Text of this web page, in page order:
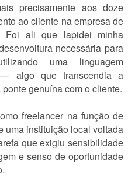
precisamente aos doze
ao cliente na empresa de
Foi ali que lapidei minha
necessária para
uma linguagem
algo que transcendia a
genuína com o cliente.
freelancer na função de
uma instituição local voltada
que exigiu sensibilidade
e senso de oportunidade